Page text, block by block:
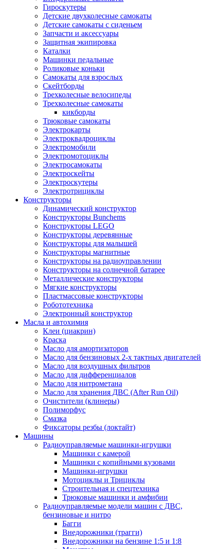
Гироскутеры
Детские двухколесные самокаты
Детские самокаты с сиденьем
Запчасти и аксессуары
Защитная экипировка
Каталки
Машинки педальные
Роликовые коньки
Самокаты для взрослых
Скейтборды
Трехколесные велосипеды
Трехколесные самокаты
кикборды
Трюковые самокаты
Электрокарты
Электроквадроциклы
Электромобили
Электромотоциклы
Электросамокаты
Электроскейты
Электроскутеры
Электротрициклы
Конструкторы
Динамический конструктор
Конструкторы Bunchems
Конструкторы LEGO
Конструкторы деревянные
Конструкторы для малышей
Конструкторы магнитные
Конструкторы на радиоуправлении
Конструкторы на солнечной батарее
Металлические конструкторы
Мягкие конструкторы
Пластмассовые конструкторы
Робототехника
Электронный конструктор
Масла и автохимия
Клеи (циакрин)
Краска
Масло для амортизаторов
Масло для бензиновых 2-х тактных двигателей
Масло для воздушных фильтров
Масло для дифференциалов
Масло для нитрометана
Масло для хранения ДВС (After Run Oil)
Очистители (клинеры)
Полиморфус
Смазка
Фиксаторы резбы (локтайт)
Машины
Радиоуправляемые машинки-игрушки
Машинки с камерой
Машинки с копийными кузовами
Машинки-игрушки
Мотоциклы и Трициклы
Строительная и спецтехника
Трюковые машинки и амфибии
Радиоуправляемые модели машин с ДВС,
бензиновые и нитро
Багги
Внедорожники (трагги)
Внедорожники на бензине 1:5 и 1:8